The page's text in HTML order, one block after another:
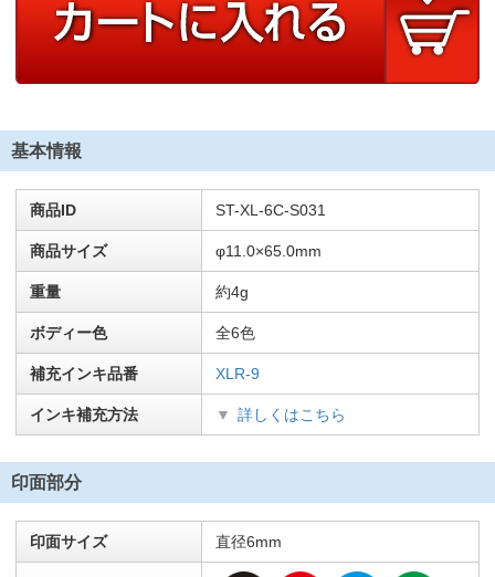
基本情報
商品ID ST-XL-6C-S031
商品サイズ φ11.0×65.0mm
重量 約4g
ボディー色 全6色
補充インキ品番 XLR-9
インキ補充方法 詳しくはこちら
印面部分
印面サイズ 直径6mm